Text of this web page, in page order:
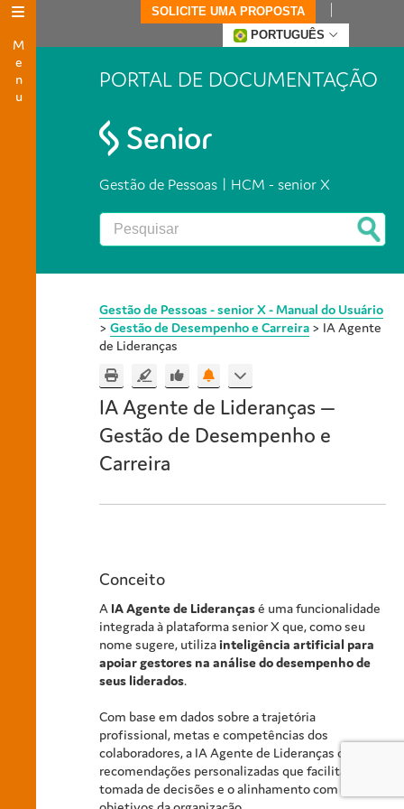
Menu
SOLICITE UMA PROPOSTA
PORTUGUÊS
PORTAL DE DOCUMENTAÇÃO
Gestão de Pessoas | HCM - senior X
Gestão de Pessoas - senior X - Manual do Usuário
> Gestão de Desempenho e Carreira > IA Agente
de Lideranças
IA Agente de Lideranças —
Gestão de Desempenho e
Carreira
Conceito
A IA Agente de Liderançasé uma funcionalidade
integrada à plataforma senior X que, como seu
nome sugere, utilizainteligência artificial para
apoiar gestores na análise do desempenho de
seus liderados.
Com base em dados sobre a trajetória
profissional, metas e competências dos
colaboradores, a IA Agente de Lideranças oferece
recomendações personalizadas que facilitam a
tomada de decisões e o alinhamento com os